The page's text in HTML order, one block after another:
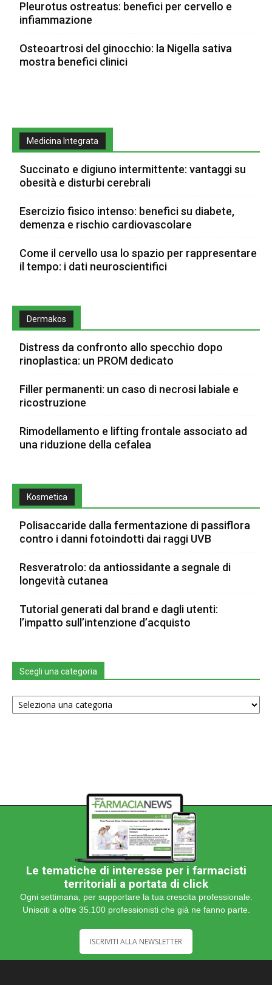
Pleurotus ostreatus: benefici per cervello e
infiammazione
Osteoartrosi del ginocchio: la Nigella sativa
mostra benefici clinici
Medicina Integrata
Succinato e digiuno intermittente: vantaggi su
obesità e disturbi cerebrali
Esercizio fisico intenso: benefici su diabete,
demenza e rischio cardiovascolare
Come il cervello usa lo spazio per rappresentare
il tempo: i dati neuroscientifici
Dermakos
Distress da confronto allo specchio dopo
rinoplastica: un PROM dedicato
Filler permanenti: un caso di necrosi labiale e
ricostruzione
Rimodellamento e lifting frontale associato ad
una riduzione della cefalea
Kosmetica
Polisaccaride dalla fermentazione di passiflora
contro i danni fotoindotti dai raggi UVB
Resveratrolo: da antiossidante a segnale di
longevità cutanea
Tutorial generati dal brand e dagli utenti:
l’impatto sull’intenzione d’acquisto
Scegli una categoria
Scegli
una
Le tematiche di interesse per i farmacisti
territoriali a portata di click
Ogni settimana, per supportare la tua crescita professionale.
Unisciti a oltre 35.100 professionisti che già ne fanno parte.
ISCRIVITI ALLA NEWSLETTER